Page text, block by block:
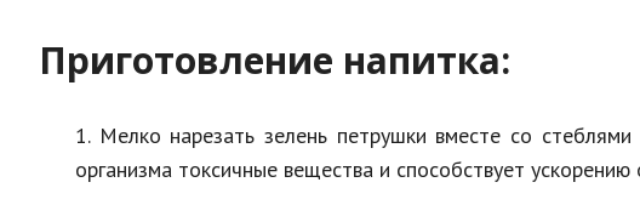
Приготовление напитка:
1. Мелко нарезать зелень петрушки вместе со
организма токсичные вещества и способствует